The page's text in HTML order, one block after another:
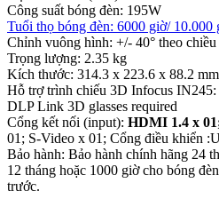
Công suất bóng đèn: 195W
Tuổi thọ bóng đèn: 6000 giờ/ 10.000
Chỉnh vuông hình: +/- 40° theo chiều
Trọng lượng: 2.35 kg
Kích thước: 314.3 x 223.6 x 88.2 mm
Hỗ trợ trình chiếu 3D Infocus
DLP Link 3D glasses required
Cổng kết nối (input): HDMI 1.4 x
01; S-Video x 01; Cổng điều khiển
Bảo hành: Bảo hành chính hãng 24
12 tháng hoặc 1000 giờ cho bóng
trước.